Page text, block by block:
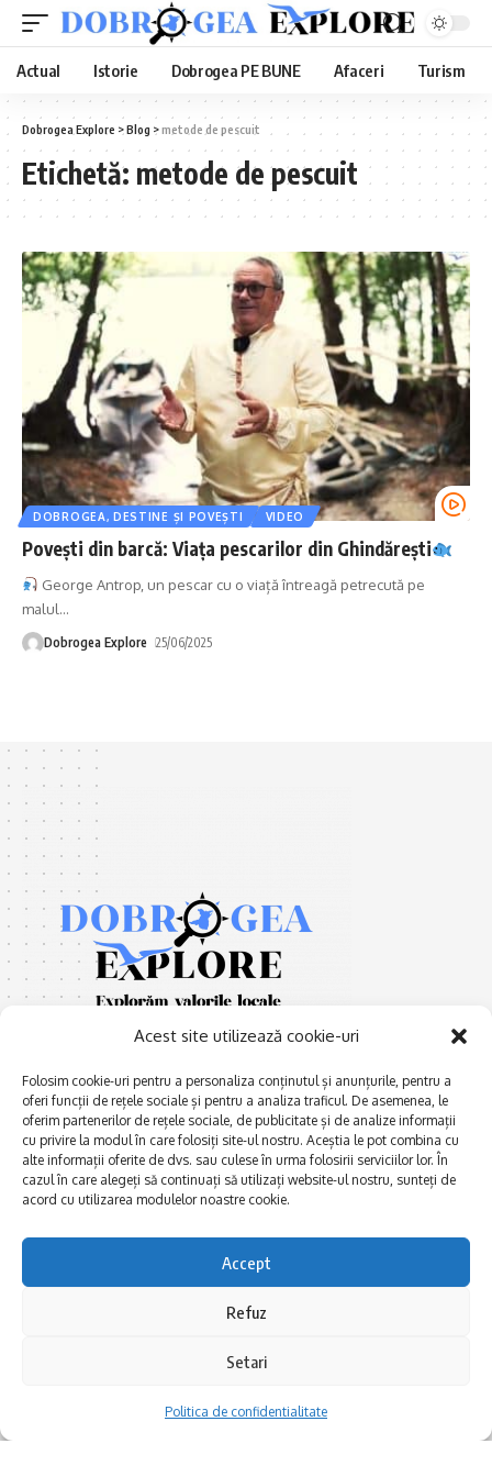
Acest site utilizează cookie-uri
Folosim cookie-uri pentru a personaliza conținutul și anunțurile, pentru a
oferi funcții de rețele sociale și pentru a analiza traficul. De asemenea, le
oferim partenerilor de rețele sociale, de publicitate și de analize informații
cu privire la modul în care folosiți site-ul nostru. Aceștia le pot combina cu
alte informații oferite de dvs. sau culese în urma folosirii serviciilor lor. În
cazul în care alegeți să continuați să utilizați website-ul nostru, sunteți de
acord cu utilizarea modulelor noastre cookie.
Accept
Refuz
Setari
Politica de confidentialitate
Actual Istorie Dobrogea PE BUNE Afaceri Turism
Dobrogea Explore >Blog >metode de pescuit
Etichetă: metode de pescuit
DOBROGEA, DESTINE ȘI POVEȘTI VIDEO
Povești din barcă: Viața pescarilor din Ghindărești
George Antrop, un pescar cu o viață întreagă petrecută pe
malul…
Dobrogea Explore 25/06/2025
E xplorăm Dobrogea,
Explorăm valorile locale:
Deltă, Litoral, cele mai mari
lacuri, cele mai vechi orașe,
multe etnii, CELE MAI
Afaceri și meșteșuguri
Actualitate
Istorie și civilizaţie
La Drum cu Ada